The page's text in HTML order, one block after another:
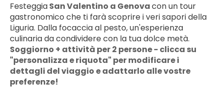
Festeggia San Valentino a Genova con un tour
gastronomico che ti farà scoprire i veri sapori della
Liguria. Dalla focaccia al pesto, un'esperienza
culinaria da condividere con la tua dolce metà.
Soggiorno + attività per 2 persone - clicca su
"personalizza e riquota" per modificare i
dettagli del viaggio e adattarlo alle vostre
preferenze!